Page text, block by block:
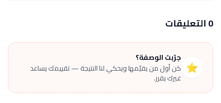
0 التعليقات
⭐
جرّبت الوصفة؟
كن أول من يقيّمها ويحكي لنا النتيجة — تقييمك يساعد
غيرك يقرر.